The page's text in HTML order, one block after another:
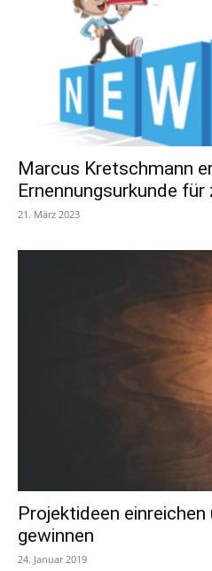
Marcus Kretschmann
Ernennungsurkunde
21. März 2023
Projektideen
gewinnen
24. Januar 2019